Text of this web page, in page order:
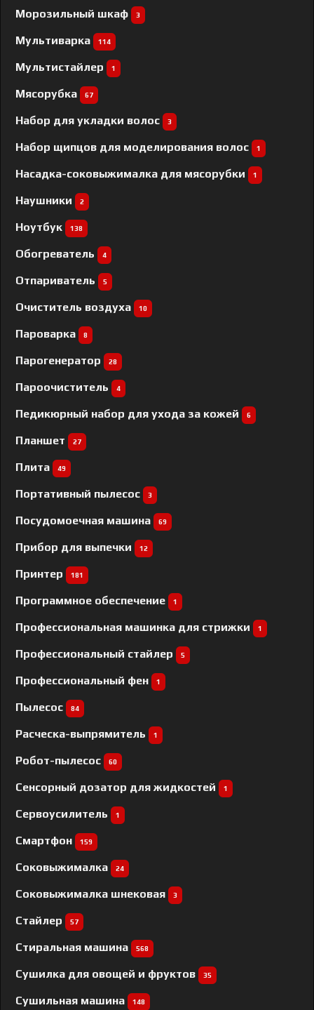
Морозильный шкаф 3
Мультиварка 114
Мультистайлер 1
Мясорубка 67
Набор для укладки волос 3
Набор щипцов для моделирования волос 1
Насадка-соковыжималка для мясорубки 1
Наушники 2
Ноутбук 138
Обогреватель 4
Отпариватель 5
Очиститель воздуха 10
Пароварка 8
Парогенератор 28
Пароочиститель 4
Педикюрный набор для ухода за кожей 6
Планшет 27
Плита 49
Портативный пылесос 3
Посудомоечная машина 69
Прибор для выпечки 12
Принтер 181
Программное обеспечение 1
Профессиональная машинка для стрижки 1
Профессиональный cтайлер 5
Профессиональный фен 1
Пылесос 84
Расческа-выпрямитель 1
Робот-пылесос 60
Сенсорный дозатор для жидкостей 1
Сервоусилитель 1
Смартфон 159
Соковыжималка 24
Соковыжималка шнековая 3
Стайлер 57
Стиральная машина 568
Сушилка для овощей и фруктов 35
Сушильная машина 148